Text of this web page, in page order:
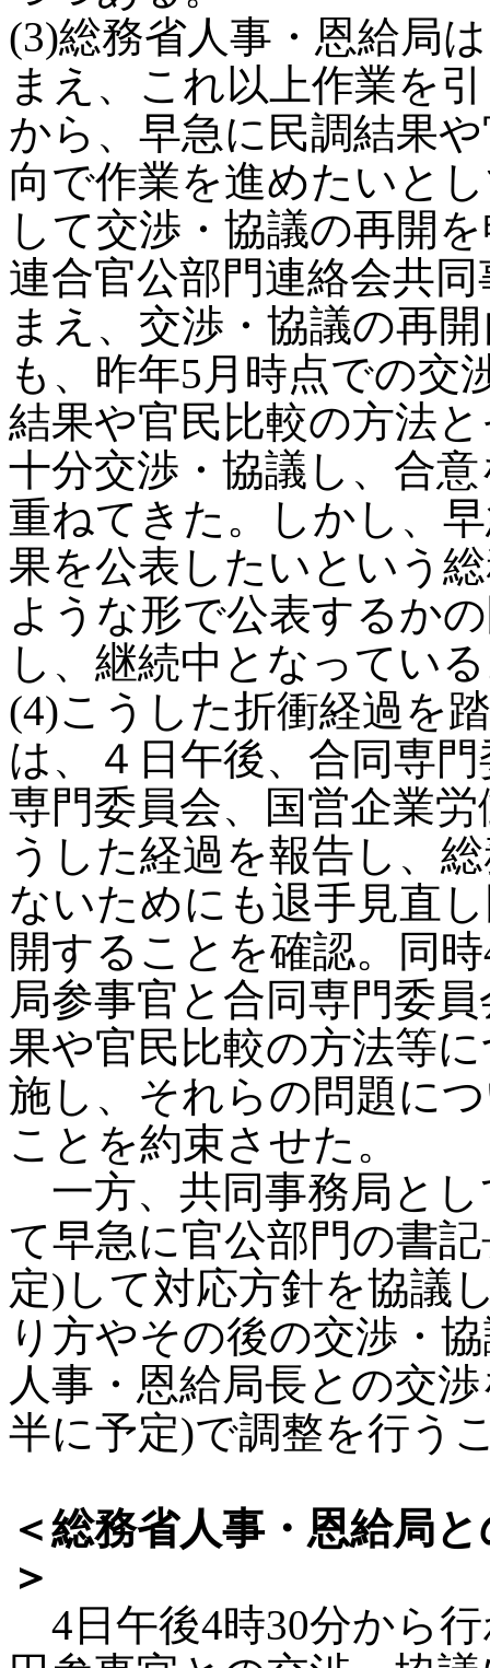
(3)総務省人事・恩給局
まえ、これ以上作業を
から、早急に民調結果
向で作業を進めたいと
して交渉・協議の再開
連合官公部門連絡会共
まえ、交渉・協議の再
も、昨年5月時点での交
結果や官民比較の方法
十分交渉・協議し、合
重ねてきた。しかし、
果を公表したいという
ような形で公表するか
し、継続中となってい
(4)こうした折衝経過を
は、４日午後、合同専
専門委員会、国営企業
うした経過を報告し、
ないためにも退手見直
開することを確認。同
局参事官と合同専門委
果や官民比較の方法等
施し、それらの問題に
ことを約束させた。
一方、共同事務局と
て早急に官公部門の書
定)して対応方針を協議
り方やその後の交渉・
人事・恩給局長との交
半に予定)で調整を行う
＜総務省人事・恩給局
＞
4日午後4時30分から